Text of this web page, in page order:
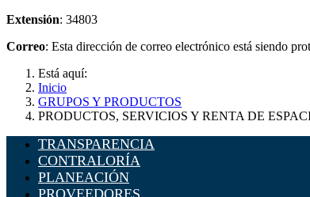
Extensión: 34803
Correo: Esta dirección de correo electrónico está siendo
Está aquí:
Inicio
GRUPOS Y PRODUCTOS
PRODUCTOS, SERVICIOS Y RENTA DE
TRANSPARENCIA
CONTRALORÍA
PLANEACIÓN